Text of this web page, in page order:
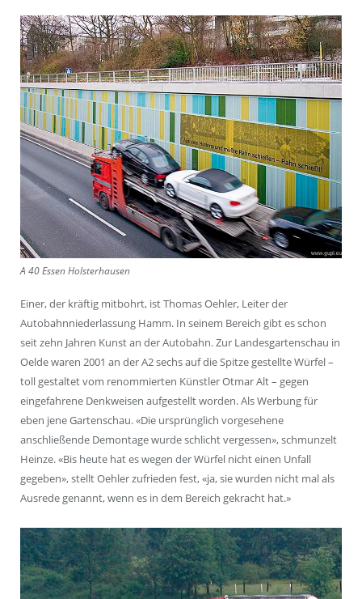
A 40 Essen Holsterhausen
Einer, der kräftig mitbohrt, ist Thomas Oehler, Leiter der
Autobahnniederlassung Hamm. In seinem Bereich gibt es schon
seit zehn Jahren Kunst an der Autobahn. Zur Landesgartenschau in
Oelde waren 2001 an der A2 sechs auf die Spitze gestellte Würfel –
toll gestaltet vom renommierten Künstler Otmar Alt – gegen
eingefahrene Denkweisen aufgestellt worden. Als Werbung für
eben jene Gartenschau. «Die ursprünglich vorgesehene
anschließende Demontage wurde schlicht vergessen», schmunzelt
Heinze. «Bis heute hat es wegen der Würfel nicht einen Unfall
gegeben», stellt Oehler zufrieden fest, «ja, sie wurden nicht mal als
Ausrede genannt, wenn es in dem Bereich gekracht hat.»